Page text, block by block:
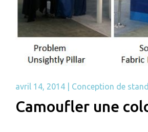
avril 14, 2014 Conception de stand
Camoufler une